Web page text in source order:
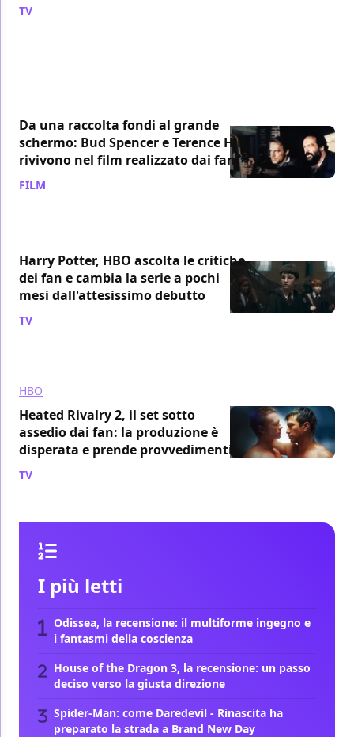
TV
Da una raccolta fondi al grande
schermo: Bud Spencer e Terence Hill
rivivono nel film realizzato dai fan
FILM
Harry Potter, HBO ascolta le critiche
dei fan e cambia la serie a pochi
mesi dall'attesissimo debutto
TV
HBO
Heated Rivalry 2, il set sotto
assedio dai fan: la produzione è
disperata e prende provvedimenti
TV
I più letti
Odissea, la recensione: il multiforme ingegno e
i fantasmi della coscienza
House of the Dragon 3, la recensione: un passo
deciso verso la giusta direzione
Spider-Man: come Daredevil - Rinascita ha
preparato la strada a Brand New Day